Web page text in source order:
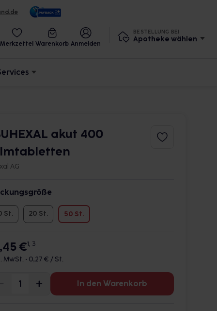
Merkzettel Warenkorb Anmelden
BESTELLUNG BEI
Apotheke wählen
akut 400
AG
St. 20 St. 50 St.
€1, 3
MwSt. • 0,27 € / St.
In den Warenkorb